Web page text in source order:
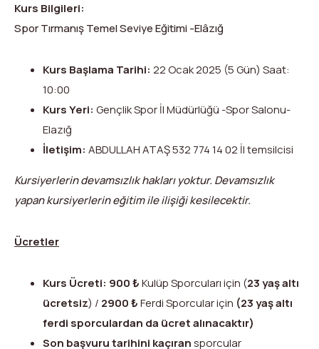
Harç ve Katılım Payları
Arşivler
Video
2007-2016 Yılı Arşivleri
Kurs Bilgileri:
Spor Tırmanış Temel Seviye Eğitimi -Elâzığ
Kurs Başlama Tarihi: 22 Ocak 2025 (5 Gün) Saat:
10:00
Kurs Yeri: Gençlik Spor İl Müdürlüğü -Spor Salonu-
Elazığ
İletişim: ABDULLAH ATAŞ 532 774 14 02 İl temsilcisi
Kursiyerlerin devamsızlık hakları yoktur. Devamsızlık
yapan kursiyerlerin eğitim ile ilişiği kesilecektir.
Ücretler
Kurs Ücreti: 900₺Kulüp Sporcuları için (23 yaş altı
ücretsiz) / 2900₺Ferdi Sporcular için (23 yaş altı
ferdi sporculardan da ücret alınacaktır)
Son başvuru tarihini kaçıransporcular